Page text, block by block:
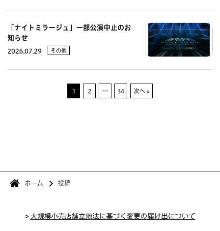
「ナイトミラージュ」一部公演中止のお
知らせ
2026.07.29 その他
1 2 … 34 次へ »
ホーム 投稿
>大規模小売店舗立地法に基づく変更の届け出について